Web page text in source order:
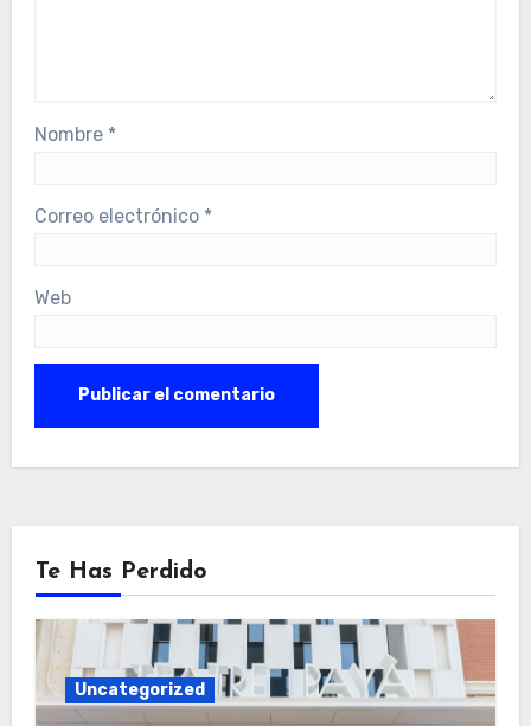
Nombre *
Correo electrónico *
Web
Te Has Perdido
Uncategorized